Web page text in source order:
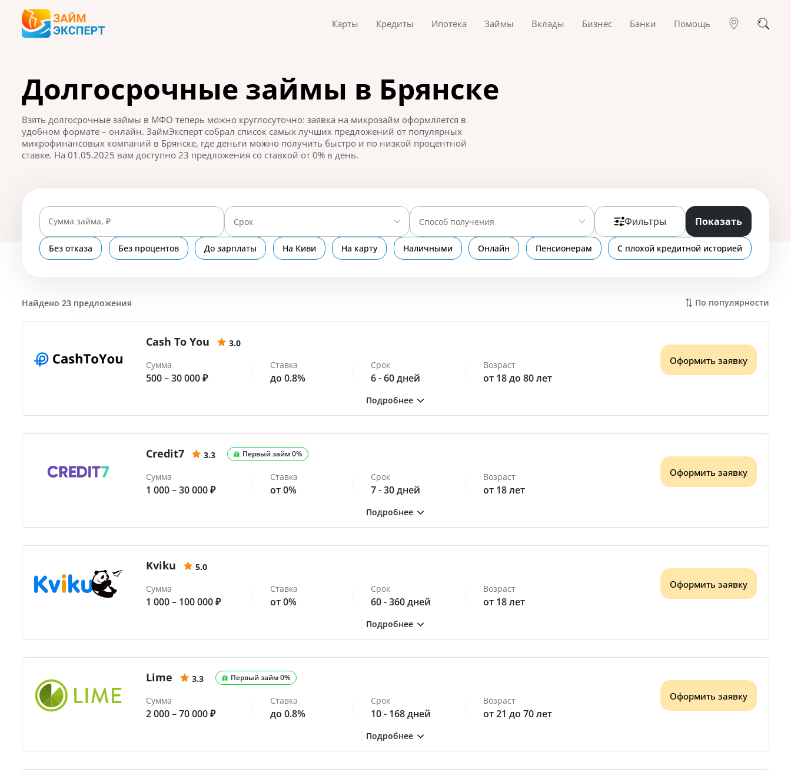
Карты Кредиты Ипотека Займы Вклады Бизнес Банки Помощь
Долгосрочные займы в Брянске
Взять долгосрочные займы в МФО теперь можно круглосуточно: заявка на микрозайм оформляется в
удобном формате – онлайн. ЗаймЭксперт собрал список самых лучших предложений от популярных
микрофинансовых компаний в Брянске, где деньги можно получить быстро и по низкой процентной
ставке. На 01.05.2025 вам доступно 23 предложения со ставкой от 0% в день.
Сумма займа, ₽ Срок Способ получения Фильтры Показать
Без отказа Без процентов До зарплаты На Киви На карту Наличными Онлайн Пенсионерам С плохой кредитной историей
Найдено 23 предложения По популярности
Cash To You
3.0
Сумма
500 – 30 000 ₽
Ставка
до 0.8%
Срок
6 - 60 дней
Возраст
от 18 до 80 лет
Оформить заявку
Credit7 3.3 Первый займ 0%
Сумма
1 000 – 30 000 ₽
Ставка
от 0%
Срок
7 - 30 дней
Возраст
от 18 лет
Оформить заявку
Kviku
5.0
Сумма
1 000 – 100 000 ₽
Ставка
от 0%
Срок
60 - 360 дней
Возраст
от 18 лет
Оформить заявку
Lime 3.3 Первый займ 0%
Сумма
2 000 – 70 000 ₽
Ставка
до 0.8%
Срок
10 - 168 дней
Возраст
от 21 до 70 лет
Оформить заявку